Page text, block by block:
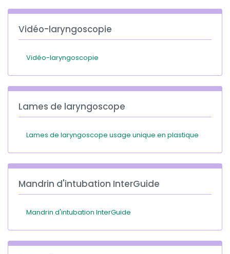
Vidéo-laryngoscopie
Vidéo-laryngoscopie
Lames de laryngoscope
Lames de laryngoscope usage unique en plastique
Mandrin d'intubation InterGuide
Mandrin d'intubation InterGuide